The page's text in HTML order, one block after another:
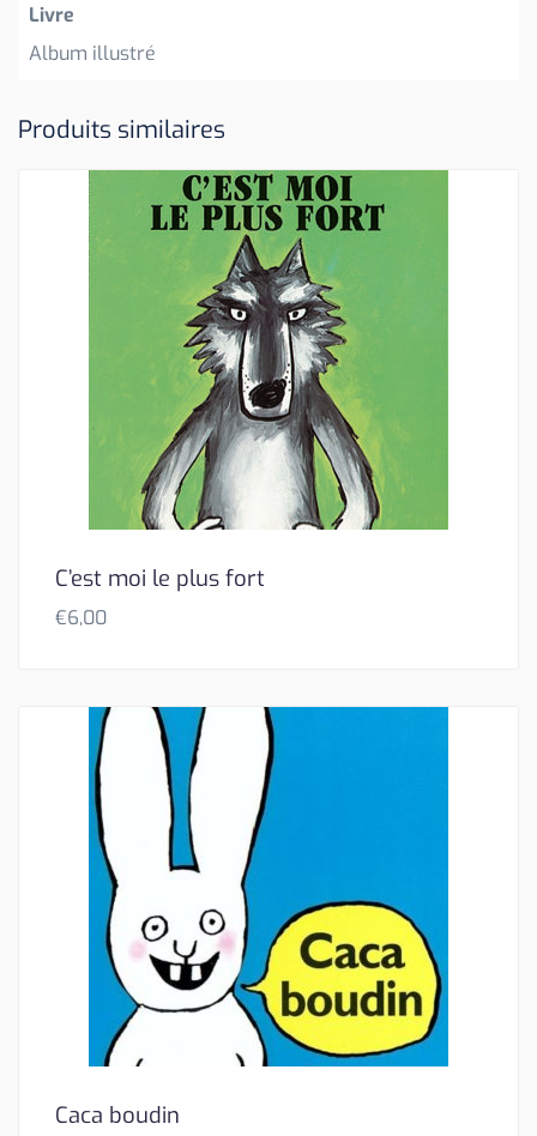
Livre
Album illustré
Produits similaires
C’est moi le plus fort
€6,00
Caca boudin